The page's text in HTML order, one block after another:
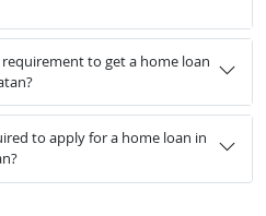
to get a home loan
to apply for a home loan in